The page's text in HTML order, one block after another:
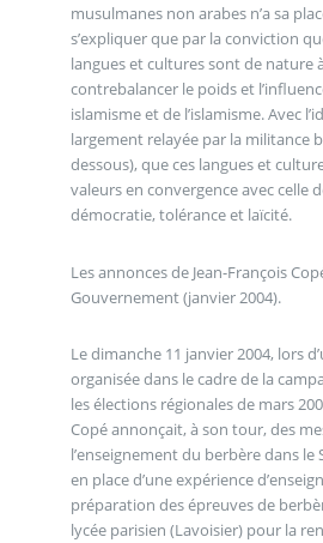
musulmanes non arabes n’a sa
s’expliquer que par la conviction
langues et cultures sont de nature
contrebalancer le poids et
islamisme et de l’islamisme. Avec
largement relayée par la militance
dessous), que ces langues et
valeurs en convergence avec celle
démocratie, tolérance et laïcité.
Les annonces de Jean-François
Gouvernement (janvier 2004).
Le dimanche 11 janvier 2004, lors
organisée dans le cadre de la
les élections régionales de mars
Copé annonçait, à son tour, des
l’enseignement du berbère dans le
en place d’une expérience
préparation des épreuves de
lycée parisien (Lavoisier) pour la